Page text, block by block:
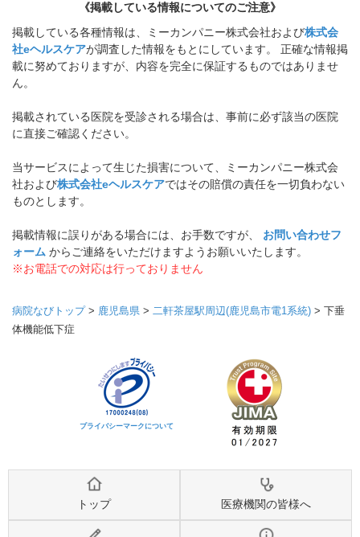
《掲載している情報についてのご注意》
掲載している各種情報は、ミーカンパニー株式会社および株式会
社eヘルスケアが調査した情報をもとにしています。 正確な情報掲
載に努めておりますが、内容を完全に保証するものではありませ
ん。
掲載されている医院を受診される場合は、事前に必ず該当の医院
に直接ご確認ください。
当サービスによって生じた損害について、ミーカンパニー株式会
社および株式会社eヘルスケアではその賠償の責任を一切負わない
ものとします。
掲載情報に誤りがある場合には、お手数ですが、 お問い合わせフ
ォーム からご連絡をいただけますようお願いいたします。
※お電話での対応は行っておりません
病院なびトップ> 鹿児島県 > 二軒茶屋駅周辺(鹿児島市電1系統) > 下垂
体機能低下症
プライバシーマークについて
トップ 医療機関の皆様へ